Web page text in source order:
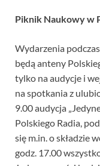
Piknik Naukowy w
Wydarzenia
będą anteny
tylko na audycje i
na spotkania z
9.00 audycja
Polskiego Radia,
się m.in. o składzie
godz. 17.00